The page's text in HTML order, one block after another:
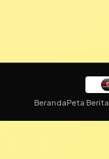
BerandaPeta Berita